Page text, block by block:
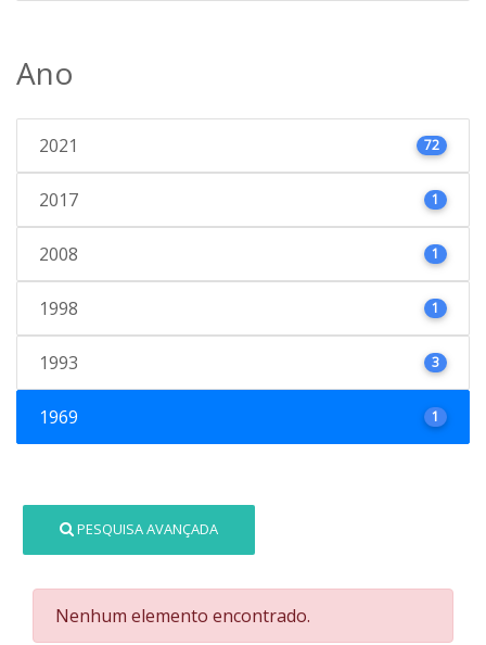
Ano
2021 72
2017 1
2008 1
1998 1
1993 3
1969 1
PESQUISA AVANÇADA
Nenhum elemento encontrado.